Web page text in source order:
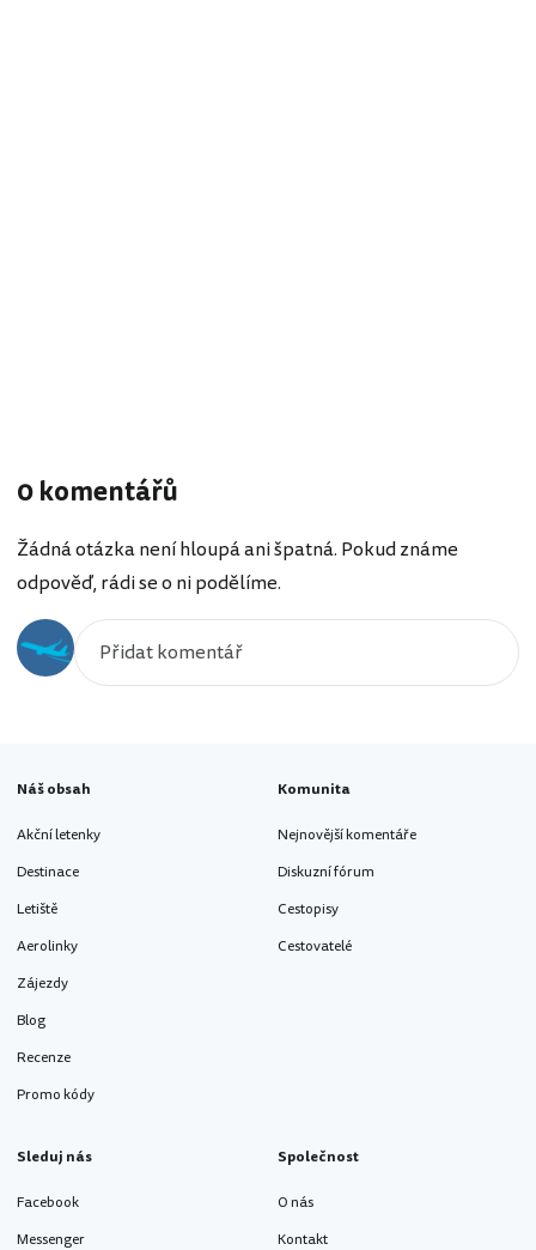
0 komentářů
Žádná otázka není hloupá ani špatná. Pokud známe
odpověď, rádi se o ni podělíme.
Náš obsah
Akční letenky
Destinace
Letiště
Aerolinky
Zájezdy
Blog
Recenze
Promo kódy
Komunita
Nejnovější komentáře
Diskuzní fórum
Cestopisy
Cestovatelé
Sleduj nás
Facebook
Messenger
Společnost
O nás
Kontakt